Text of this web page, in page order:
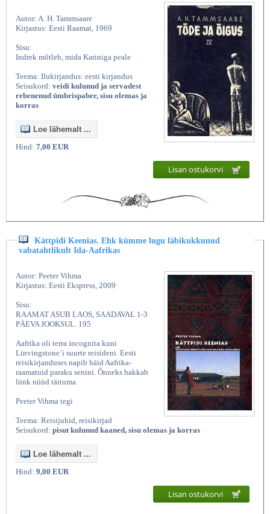
Autor: A. H. Tammsaare
Kirjastus: Eesti Raamat, 1969
Sisu:
Indrek mõtleb, mida Kariniga peale
Teema: Ilukirjandus: eesti kirjandus
Seisukord: veidi kulunud ja servadest
rebenenud ümbrispaber, sisu olemas ja
korras
Loe lähemalt ...
Hind: 7,00 EUR
Lisan ostukorvi
Kättpidi Keenias. Ehk kümme lugu läbikukkunud
vabatahtlikult Ida-Aafrikas
Autor: Peeter Vihma
Kirjastus: Eesti Ekspress, 2009
Sisu:
RAAMAT ASUB LAOS, SAADAVAL 1-3
PÄEVA JOOKSUL. 195
Aafrika oli terra incognita kuni
Linvingstone´i suurte reisideni. Eesti
reisikirjanduses napib häid Aafrika-
raamatuid paraku senini. Õnneks hakkab
lünk nüüd täituma.
Peeter Vihma tegi
Teema: Reisijuhid, reisikirjad
Seisukord: pisut kulunud kaaned, sisu olemas ja korras
Loe lähemalt ...
Hind: 9,00 EUR
Lisan ostukorvi